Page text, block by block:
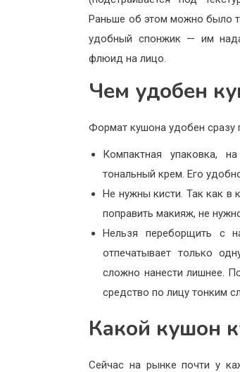
Раньше об этом можно было
удобный спонжик — им
флюид на лицо.
Чем удобен
Формат кушона удобен сразу
Компактная упаковка,
тональный крем. Его
Не нужны кисти. Так как в
поправить макияж, не
Нельзя переборщить с
отпечатывает только
сложно нанести лишнее.
средство по лицу тонким
Какой кушон
Сейчас на рынке почти у